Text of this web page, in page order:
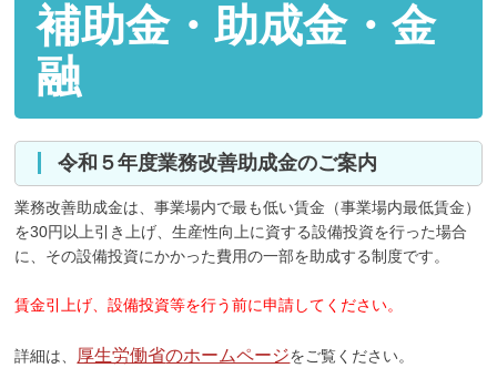
補助金・助成金・金
融
令和５年度業務改善助成金のご案内
業務改善助成金は、事業場内で最も低い賃金（事業場内最低賃金）
を30円以上引き上げ、生産性向上に資する設備投資を行った場合
に、その設備投資にかかった費用の一部を助成する制度です。
賃金引上げ、設備投資等を行う前に申請してください。
詳細は、 厚生労働省のホームページをご覧ください。